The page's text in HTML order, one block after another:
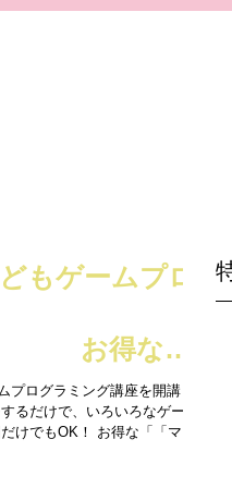
もゲームプロ
得な
引」」も！
プログラミング講座を開講しま
るだけで、いろいろなゲーム
けでもOK！ お得な「「ママ